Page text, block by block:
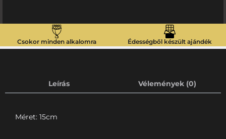
Csokor minden alkalomra Édességből készült ajándék
Leírás Vélemények (0)
Méret: 15cm